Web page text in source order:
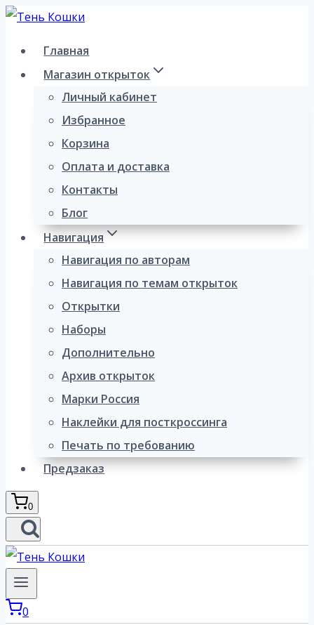
Перейти
содержимому
Главная
Магазин открыток
Личный кабинет
Избранное
Корзина
Оплата и доставка
Контакты
Блог
Навигация
Навигация по авторам
Навигация по темам открыток
Открытки
Наборы
Дополнительно
Архив открыток
Марки Россия
Наклейки для посткроссинга
Печать по требованию
Предзаказ
0
0